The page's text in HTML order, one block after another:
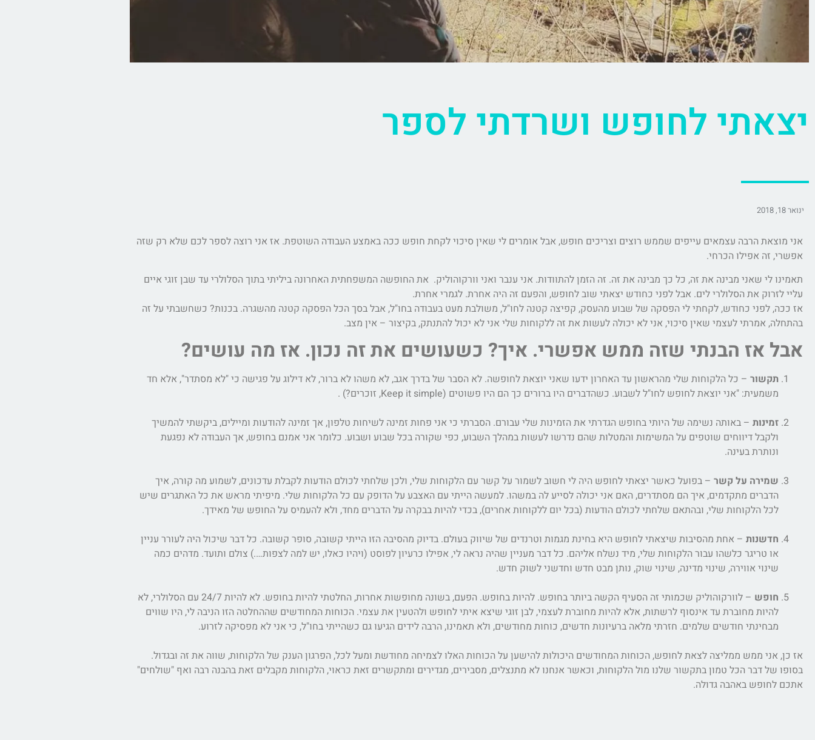
יצאתי לחופש ושרדתי לספר
ינואר 18, 2018
אני מוצאת הרבה עצמאים עייפים שממש רוצים וצריכים חופש, אבל אומרים לי שאין סיכוי לקחת חופש ככה באמצע העבודה השוטפת. אז אני רוצה לספר לכם שלא רק שזה
אפשרי, זה אפילו הכרחי.
תאמינו לי שאני מבינה את זה, כל כך מבינה את זה. זה הזמן להתוודות. אני ענבר ואני וורקוהוליק. את החופשה המשפחתית האחרונה ביליתי בתוך הסלולרי עד שבן זוגי איים
עליי לזרוק את הסלולרי לים. אבל לפני כחודש יצאתי שוב לחופש, והפעם זה היה אחרת. לגמרי אחרת.
אז ככה, לפני כחודש, לקחתי לי הפסקה של שבוע מהעסק, קפיצה קטנה לחו"ל, משולבת מעט בעבודה בחו"ל, אבל בסך הכל הפסקה קטנה מהשגרה. בכנות? כשחשבתי על זה
בהתחלה, אמרתי לעצמי שאין סיכוי, אני לא יכולה לעשות את זה ללקוחות שלי אני לא יכול להתנתק, בקיצור – אין מצב.
אבל אז הבנתי שזה ממש אפשרי. איך? כשעושים את זה נכון. אז מה עושים?
תקשור – כל הלקוחות שלי מהראשון עד האחרון ידעו שאני יוצאת לחופשה. לא הסבר של בדרך אגב, לא משהו לא ברור, לא דילוג על פגישה כי "לא מסתדר", אלא חד
משמעית: "אני יוצאת לחופש לחו"ל לשבוע. כשהדברים היו ברורים כך הם היו פשוטים (Keep it simple, זוכרים?) .
זמינות – באותה נשימה של היותי בחופש הגדרתי את הזמינות שלי עבורם. הסברתי כי אני פחות זמינה לשיחות טלפון, אך זמינה להודעות ומיילים, ביקשתי להמשיך
ולקבל דיווחים שוטפים על המשימות והמטלות שהם נדרשו לעשות במהלך השבוע, כפי שקורה בכל שבוע ושבוע. כלומר אני אמנם בחופש, אך העבודה לא נפגעת
ונותרת בעינה.
שמירה על קשר – בפועל כאשר יצאתי לחופש היה לי חשוב לשמור על קשר עם הלקוחות שלי, ולכן שלחתי לכולם הודעות לקבלת עדכונים, לשמוע מה קורה, איך
הדברים מתקדמים, איך הם מסתדרים, האם אני יכולה לסייע לה במשהו. למעשה הייתי עם האצבע על הדופק עם כל הלקוחות שלי. מיפיתי מראש את כל האתגרים שיש
לכל הלקוחות שלי, ובהתאם שלחתי לכולם הודעות (בכל יום ללקוחות אחרים), בכדי להיות בבקרה על הדברים מחד, ולא להעמיס על החופש של מאידך.
חדשנות – אחת מהסיבות שיצאתי לחופש היא בחינת מגמות וטרנדים של שיווק בעולם. בדיוק מהסיבה הזו הייתי קשובה, סופר קשובה. כל דבר שיכול היה לעורר עניין
או טריגר כלשהו עבור הלקוחות שלי, מיד נשלח אליהם. כל דבר מעניין שהיה נראה לי, אפילו כרעיון לפוסט (ויהיו כאלו, יש למה לצפות….) צולם ותועד. מדהים כמה
שינוי אווירה, שינוי מדינה, שינוי שוק, נותן מבט חדש וחדשני לשוק חדש.
חופש
– לוורקוהוליק שכמותי זה הסעיף הקשה ביותר בחופש. להיות בחופש. הפעם, בשונה מחופשות אחרות, החלטתי להיות בחופש. לא להיות 24/7 עם הסלולרי, לא
להיות מחוברת עד אינסוף לרשתות, אלא להיות מחוברת לעצמי, לבן זוגי שיצא איתי לחופש ולהטעין את עצמי. הכוחות המחודשים שההחלטה הזו הניבה לי, היו שווים
מבחינתי חודשים שלמים. חזרתי מלאה ברעיונות חדשים, כוחות מחודשים, ולא תאמינו, הרבה לידים הגיעו גם כשהייתי בחו"ל, כי אני לא מפסיקה לזרוע.
אז כן, אני ממש ממליצה לצאת לחופש, הכוחות המחודשים היכולות להישען על הכוחות האלו לצמיחה מחודשת ומעל לכל, הפרגון הענק של הלקוחות, שווה את זה ובגדול.
בסופו של דבר הכל טמון בתקשור שלנו מול הלקוחות, וכאשר אנחנו לא מתנצלים, מסבירים, מגדירים ומתקשרים זאת כראוי, הלקוחות מקבלים זאת בהבנה רבה ואף "שולחים"
אתכם לחופש באהבה גדולה.